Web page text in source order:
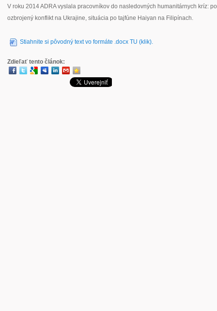
V roku 2014 ADRA vyslala pracovníkov do nasledovných humanitárnych kríz:
ozbrojený konflikt na Ukrajine, situácia po tajfúne Haiyan na Filipínach.
Stiahnite si pôvodný text vo formáte .docx TU (klik).
Zdieľať tento článok: